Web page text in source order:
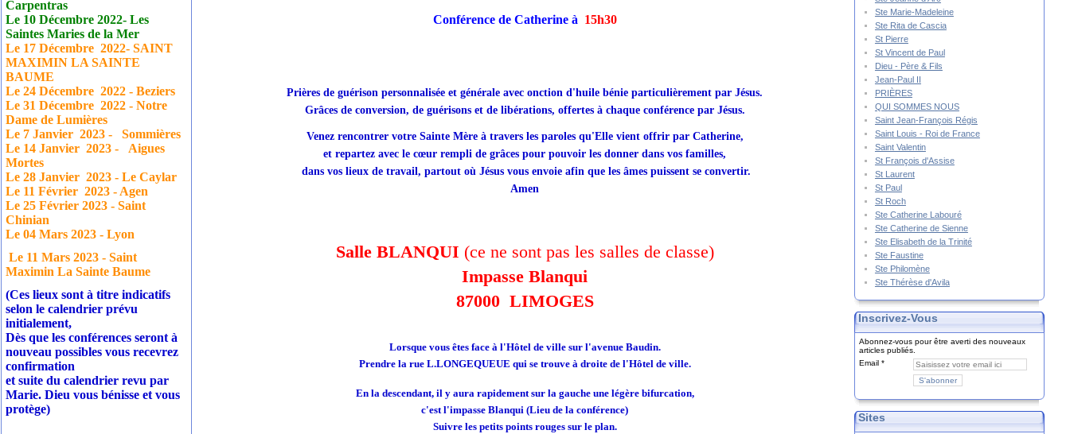
Carpentras
Le 10 Décembre 2022- Les
Saintes Maries de la Mer
Le 17Décembre 2022- SAINT
MAXIMIN LA SAINTE
BAUME
Le 24Décembre 2022 - Beziers
Le 31Décembre 2022 - Notre
Dame de Lumières
Le 7 Janvier 2023 - Sommières
Le 14 Janvier 2023 - Aigues
Mortes
Le 28 Janvier 2023 - Le Caylar
Le 11 Février 2023 - Agen
Le 25 Février 2023 - Saint
Chinian
Le 04 Mars 2023 - Lyon
Le 11 Mars 2023 - Saint
Maximin La Sainte Baume
(Ces lieux sont à titre indicatifs
selon le calendrier prévu
initialement,
Dès que les conférences seront à
nouveau possibles vous recevrez
confirmation
et suite du calendrier revu par
Marie. Dieu vous bénisse et vous
protège)
Conférence de Catherine à 15h30
Prières de guérison personnalisée et générale avec onction d'huile bénie particulièrement par Jésus.
Grâces de conversion, de guérisons et de libérations, offertes à chaque conférence par Jésus.
Venez rencontrer votre Sainte Mère à travers les paroles qu'Elle vient offrir par Catherine,
et repartez avec le cœur rempli de grâces pour pouvoir les donner dans vos familles,
dans vos lieux de travail, partout où Jésus vous envoie afin que les âmes puissent se convertir.
Amen
Salle BLANQUI (ce ne sont pas les salles de classe)
Impasse Blanqui
87000 LIMOGES
Lorsque vous êtes face à l'Hôtel de ville sur l'avenue Baudin.
Prendre la rue L.LONGEQUEUE qui se trouve à droite de l'Hôtel de ville.
En la descendant, il y aura rapidement sur la gauche une légère bifurcation,
c'est l'impasse Blanqui (Lieu de la conférence)
Suivre les petits points rouges sur le plan.
Ste Marie-Madeleine
Ste Rita de Cascia
St Pierre
St Vincent de Paul
Dieu - Père & Fils
Jean-Paul II
PRIÈRES
QUI SOMMES NOUS
Saint Jean-François Régis
Saint Louis - Roi de France
Saint Valentin
St François d'Assise
St Laurent
St Paul
St Roch
Ste Catherine Labouré
Ste Catherine de Sienne
Ste Elisabeth de la Trinité
Ste Faustine
Ste Philomène
Ste Thérèse d'Avila
Inscrivez-Vous
Abonnez-vous pour être averti des nouveaux
articles publiés.
Email
Sites